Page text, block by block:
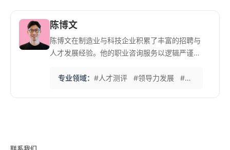
陈博文
陈博文在制造业与科技企业积累了丰富的招聘与
人才发展经验。他的职业咨询服务以逻辑严谨、
路径与核心竞争力。 他倡导简历应“结构清晰、
专业领域： #人才测评 #领导力发展 #简历诊断